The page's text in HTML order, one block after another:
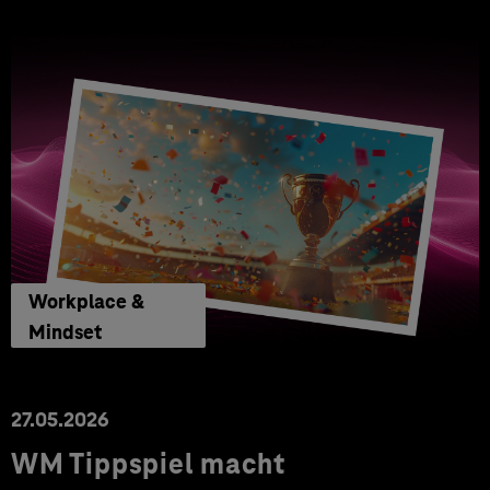
Workplace &
Mindset
27.05.2026
WM Tippspiel macht